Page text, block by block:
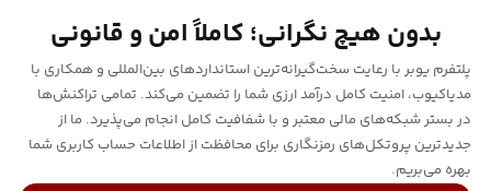
بدون هیچ نگرانی؛ کاملاً امن و قانونی
پلتفرم یوبر با رعایت سخت‌گیرانه‌ترین استانداردهای بین‌المللی و همکاری با
مدیاکیوب، امنیت کامل درآمد ارزی شما را تضمین می‌کند. تمامی تراکنش‌ها
در بستر شبکه‌های مالی معتبر و با شفافیت کامل انجام می‌پذیرد. ما از
جدیدترین پروتکل‌های رمزنگاری برای محافظت از اطلاعات حساب کاربری شما
بهره می‌بریم.